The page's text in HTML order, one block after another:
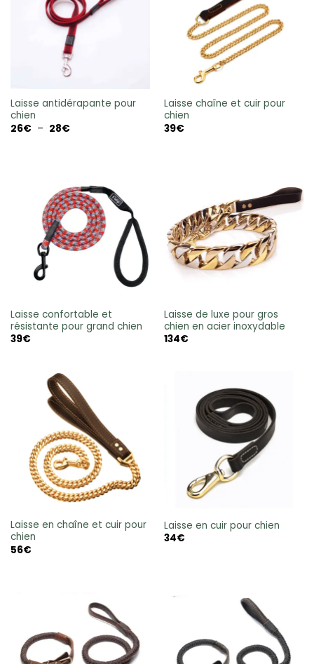
Laisse antidérapante pour
chien
26€ – 28€Plage
Laisse chaîne et cuir pour
chien
39€
Laisse confortable et
résistante pour grand chien
39€
Laisse de luxe pour gros
chien en acier inoxydable
134€
Laisse en chaîne et cuir pour
chien
56€
Laisse en cuir pour chien
34€